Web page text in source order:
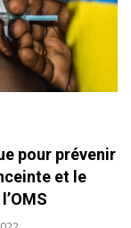
pour prévenir
et le